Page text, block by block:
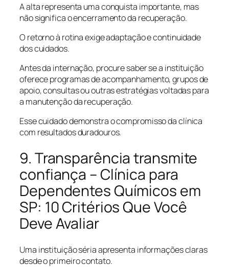
A alta representa uma conquista importante, mas
não significa o encerramento da recuperação.
O retorno à rotina exige adaptação e continuidade
dos cuidados.
Antes da internação, procure saber se a instituição
oferece programas de acompanhamento, grupos de
apoio, consultas ou outras estratégias voltadas para
a manutenção da recuperação.
Esse cuidado demonstra o compromisso da clínica
com resultados duradouros.
9. Transparência transmite
confiança – Clínica para
Dependentes Químicos em
SP: 10 Critérios Que Você
Deve Avaliar
Uma instituição séria apresenta informações claras
desde o primeiro contato.